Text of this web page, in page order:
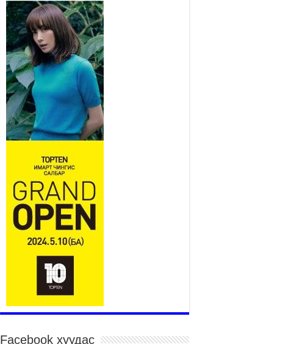
Наадмын амралтын өдрүүдэд
нийслэлийн эрүүл мэндийн
байгууллагууд дараах
хуваарийн дагуу ажиллана
2026 оны 7 сар 15 / 11 цаг 18 минут
Үндэсний их баяр наадам
эхэллээ
2026 оны 7 сар 15 / 11 цаг 14 минут
Үер усны аюулаас сэргийлж, нийслэлийн Онцгой
байдлын газрын 162 алба хаагч үүрэг гүйцэтгэж
байна
2026 оны 7 сар 15 / 11 цаг 07 минут
Үндэсний их сурын харваанд 850 харваач цэц
мэргэнээ сорьж байна
2026 оны 7 сар 15 / 11 цаг 03 минут
Төв цэнгэлдэхийн эргэн тойронд
2026 оны 7 сар 15 / 10 цаг 58 минут
Үндэсний их баяр наадмын шагайн харваа
насанд хүрэгчдийн багийн харваагаар
үргэлжилж байна
2026 оны 7 сар 15 / 10 цаг 52 минут
Үндэсний их баяр наадмын хүчит бөхийн
Facebook хуудас